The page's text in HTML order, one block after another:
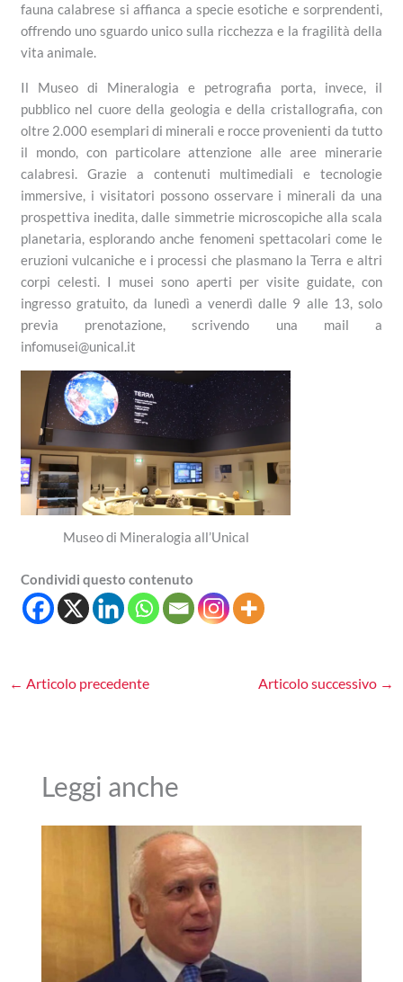
fauna calabrese si affianca a specie esotiche e sorprendenti,
offrendo uno sguardo unico sulla ricchezza e la fragilità della
vita animale.
Il Museo di Mineralogia e petrografia porta, invece, il
pubblico nel cuore della geologia e della cristallografia, con
oltre 2.000 esemplari di minerali e rocce provenienti da tutto
il mondo, con particolare attenzione alle aree minerarie
calabresi. Grazie a contenuti multimediali e tecnologie
immersive, i visitatori possono osservare i minerali da una
prospettiva inedita, dalle simmetrie microscopiche alla scala
planetaria, esplorando anche fenomeni spettacolari come le
eruzioni vulcaniche e i processi che plasmano la Terra e altri
corpi celesti. I musei sono aperti per visite guidate, con
ingresso gratuito, da lunedì a venerdì dalle 9 alle 13, solo
previa prenotazione, scrivendo una mail a
infomusei@unical.it
Museo di Mineralogia all’Unical
Condividi questo contenuto
← Articolo precedente Articolo successivo →
Leggi anche